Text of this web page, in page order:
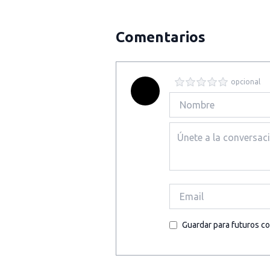
Comentarios
opcional
Guardar para futuros